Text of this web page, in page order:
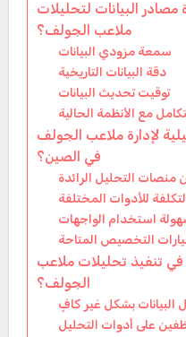
البيانات لتحليلات
ملاعب الجولف؟
سمعة مزودي البيانات
دقة البيانات التاريخية
توقيت تحديث البيانات
مع الأنظمة الحالية
لإدارة ملاعب الجولف
في الصين؟
منصات التحليل الرائدة
للأدوات المختلفة
استخدام الواجهات
التخصيص المتاحة
في تنفيذ تحليلات ملاعب
الجولف؟
البيانات بشكل غير كافٍ
على أدوات التحليل